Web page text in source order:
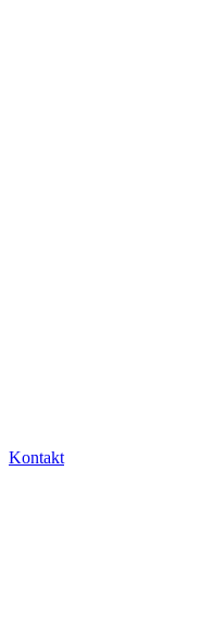
Kontakt